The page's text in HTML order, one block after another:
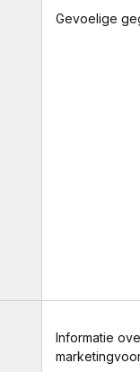
Gevoelige
Informatie